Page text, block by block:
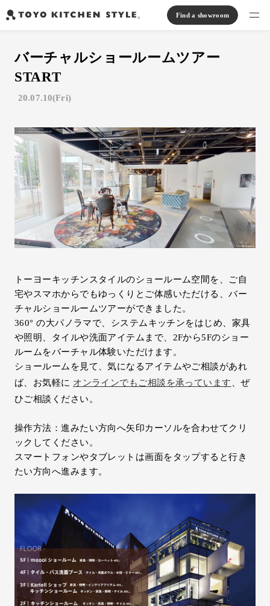
Open kitchen
Find products
System Kitchen
Read Journal
Online Store
Notice
View catalog
Inquiry
LANGUAGE : ​ ​ JP
EN
CN
Online Estimate Find a showroom
Find a showroom
バーチャルショールームツアー
START
20.07.10(Fri)
トーヨーキッチンスタイルのショールーム空間を、ご自
宅やスマホからでもゆっくりとご体感いただける、バー
チャルショールームツアーができました。
360° の大パノラマで、システムキッチンをはじめ、家具
や照明、タイルや洗面アイテムまで、2Fから5Fのショー
ルームをバーチャル体験いただけます。
ショールームを見て、気になるアイテムやご相談があれ
ば、お気軽に オンラインでもご相談を承っています
、ぜ
ひご相談ください。
操作方法：進みたい方向へ矢印カーソルを合わせてクリ
ックしてください。
スマートフォンやタブレットは画面をタップすると行き
たい方向へ進みます。